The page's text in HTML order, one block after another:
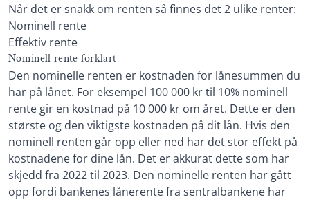
Når det er snakk om renten så finnes det 2 ulike renter:
Nominell rente
Effektiv rente
Nominell rente forklart
Den nominelle renten er kostnaden for lånesummen du
har på lånet. For eksempel 100 000 kr til 10% nominell
rente gir en kostnad på 10 000 kr om året. Dette er den
største og den viktigste kostnaden på dit lån. Hvis den
nominell renten går opp eller ned har det stor effekt på
kostnadene for dine lån. Det er akkurat dette som har
skjedd fra 2022 til 2023. Den nominelle renten har gått
opp fordi bankenes lånerente fra sentralbankene har